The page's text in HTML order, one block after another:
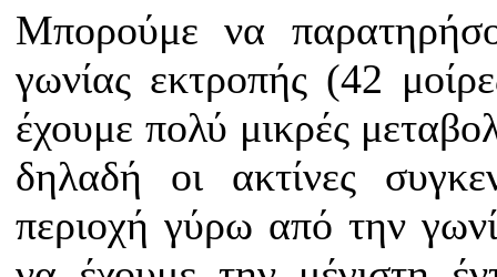
Μπορούμε να
γωνίας εκτροπής (42
έχουμε πολύ μικρές
δηλαδή οι ακτίνες
περιοχή γύρω από την